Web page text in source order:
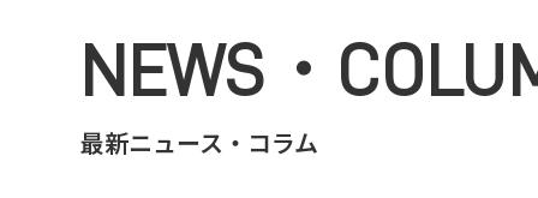
NEWS・
最新ニュース・コラム